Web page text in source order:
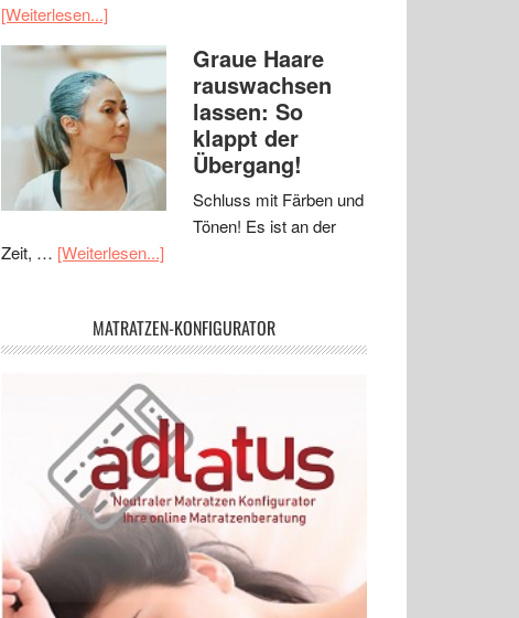
[Weiterlesen...]
Graue Haare
rauswachsen
lassen: So
klappt der
Übergang!
Schluss mit Färben und
Tönen! Es ist an der
Zeit, … [Weiterlesen...]
MATRATZEN-KONFIGURATOR